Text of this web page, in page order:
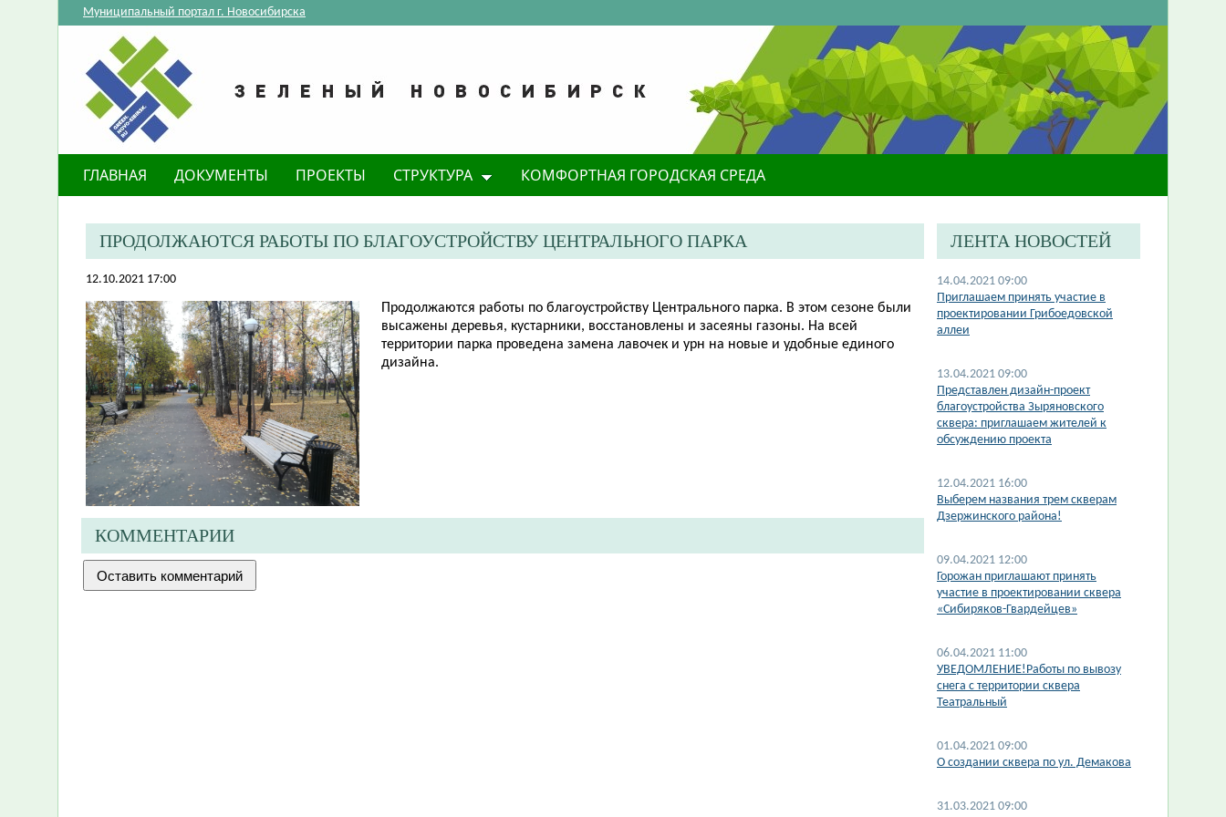
Муниципальный портал г. Новосибирска
ГЛАВНАЯ ДОКУМЕНТЫ ПРОЕКТЫ СТРУКТУРА КОМФОРТНАЯ ГОРОДСКАЯ СРЕДА
ПРОДОЛЖАЮТСЯ РАБОТЫ ПО БЛАГОУСТРОЙСТВУ ЦЕНТРАЛЬНОГО ПАРКА
12.10.2021 17:00
Продолжаются работы по благоустройству Центрального парка. В этом сезоне были
высажены деревья, кустарники, восстановлены и засеяны газоны. На всей
территории парка проведена замена лавочек и урн на новые и удобные единого
дизайна.
КОММЕНТАРИИ
ЛЕНТА НОВОСТЕЙ
14.04.2021 09:00
Приглашаем принять участие в
проектировании Грибоедовской
аллеи
13.04.2021 09:00
Представлен дизайн-проект
благоустройства Зыряновского
сквера: приглашаем жителей к
обсуждению проекта
12.04.2021 16:00
Выберем названия трем скверам
Дзержинского района!
09.04.2021 12:00
Горожан приглашают принять
участие в проектировании сквера
«Сибиряков-Гвардейцев»
06.04.2021 11:00
УВЕДОМЛЕНИЕ!Работы по вывозу
снега с территории сквера
Театральный
01.04.2021 09:00
​О создании сквера по ул. Демакова
31.03.2021 09:00